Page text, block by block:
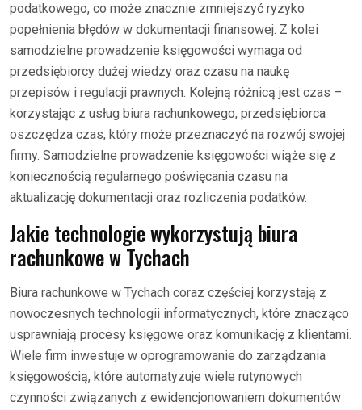
podatkowego, co może znacznie zmniejszyć ryzyko
popełnienia błędów w dokumentacji finansowej. Z kolei
samodzielne prowadzenie księgowości wymaga od
przedsiębiorcy dużej wiedzy oraz czasu na naukę
przepisów i regulacji prawnych. Kolejną różnicą jest czas –
korzystając z usług biura rachunkowego, przedsiębiorca
oszczędza czas, który może przeznaczyć na rozwój swojej
firmy. Samodzielne prowadzenie księgowości wiąże się z
koniecznością regularnego poświęcania czasu na
aktualizację dokumentacji oraz rozliczenia podatków.
Jakie technologie wykorzystują biura
rachunkowe w Tychach
Biura rachunkowe w Tychach coraz częściej korzystają z
nowoczesnych technologii informatycznych, które znacząco
usprawniają procesy księgowe oraz komunikację z klientami.
Wiele firm inwestuje w oprogramowanie do zarządzania
księgowością, które automatyzuje wiele rutynowych
czynności związanych z ewidencjonowaniem dokumentów